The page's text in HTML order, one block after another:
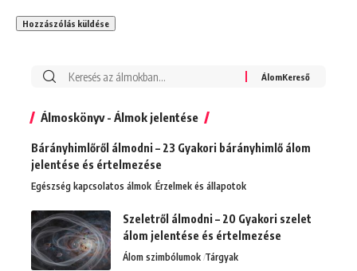
Álmoskönyv - Álmok jelentése
Bárányhimlőről álmodni – 23 Gyakori bárányhimlő álom
jelentése és értelmezése
Egészség kapcsolatos álmok Érzelmek és állapotok
Szeletről álmodni – 20 Gyakori szelet
álom jelentése és értelmezése
Álom szimbólumok Tárgyak